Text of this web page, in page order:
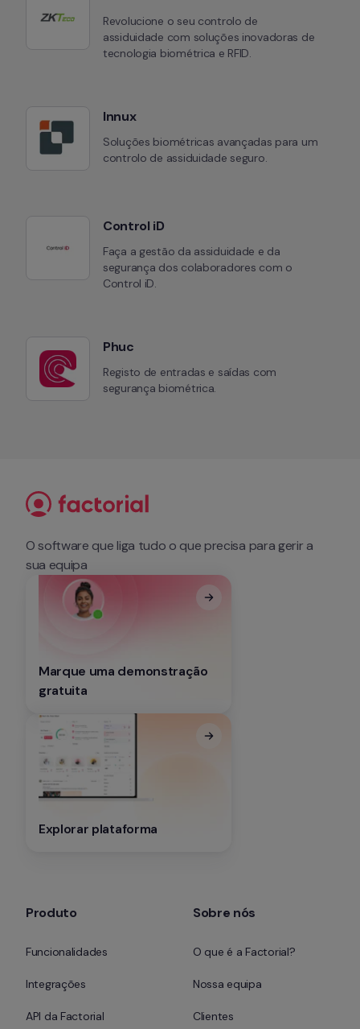
Revolucione o seu controlo de
assiduidade com soluções inovadoras de
tecnologia biométrica e RFID.
Innux
Soluções biométricas avançadas para um
controlo de assiduidade seguro.
Control iD
Faça a gestão da assiduidade e da
segurança dos colaboradores com o
Control iD.
Phuc
Registo de entradas e saídas com
segurança biométrica.
O software que liga tudo o que precisa para gerir a
sua equipa
Marque uma demonstração
gratuita
Explorar plataforma
Produto
Funcionalidades
Integrações
API da Factorial
Sobre nós
O que é a Factorial?
Nossa equipa
Clientes